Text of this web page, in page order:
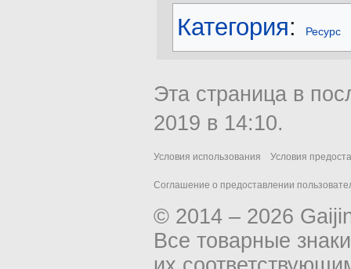
Категория: Ресурс
Эта страница в
2019 в 14:10.
Условия использования Условия
Соглашение о предоставлении
© 2014 – 2026
Все товарные